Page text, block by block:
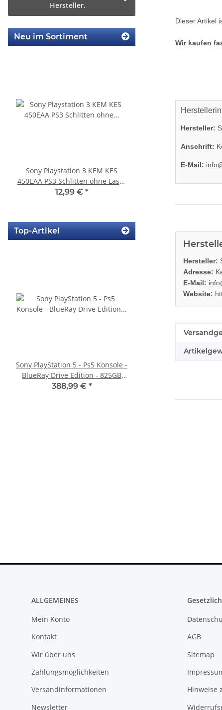
Dieser Artikel
Wir kaufen
Hersteller:
Anschrift:
E-Mail:
Hersteller:
Adresse:
E-Mail:
Website:
Wert
Hersteller.
Neu im Sortiment
Sony Playstation 3 KEM KES
450EAA PS3 Schlitten ohne Laser
Blu-Ray Laufwerk 320
12,99 € *
Sony Playstation 3
Laufwerk ohne Laser
Top-Artikel
Sony PlayStation 5 - Ps5 Konsole -
BlueRay Drive Edition - 825GB
CFI-1216A gebraucht
388,99 € *
ALLGEMEINES
Mein Konto
Kontakt
Wir über uns
Zahlungsmöglichkeiten
Versandinformationen
Newsletter
AGB
Sitemap
Hinweise